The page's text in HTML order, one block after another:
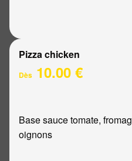
Pizza chicken
Dès 10.00 €
Base sauce tomate,
oignons